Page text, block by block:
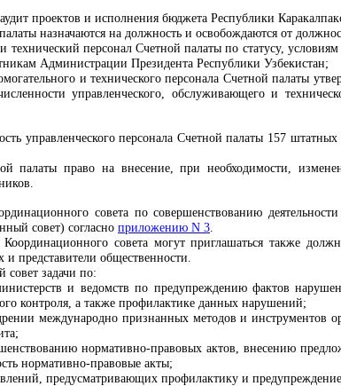
проектов и исполнения бюджета Республики
назначаются на должность и освобождаются от
технический персонал Счетной палаты по статусу,
Администрации Президента Республики Узбекистан;
и технического персонала Счетной палаты
управленческого, обслуживающего и
управленческого персонала Счетной палаты 157 штатных
палаты право на внесение, при необходимости,
совета по совершенствованию
совет) согласно приложению N 3.
Координационного советамогут приглашаться также
и представители общественности.
совет задачи по:
и ведомств по предупреждению фактов
контроля, а также профилактике данных нарушений;
международно признанных методов и инструментов
нормативно-правовых актов, внесению
нормативно-правовые акты;
предусматривающих профилактику и